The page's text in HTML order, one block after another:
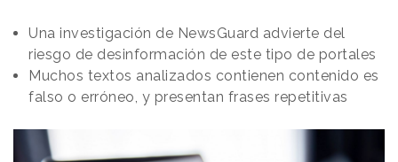
Una investigación de NewsGuard advierte del
riesgo de desinformación de este tipo de portales
Muchos textos analizados contienen contenido es
falso o erróneo, y presentan frases repetitivas